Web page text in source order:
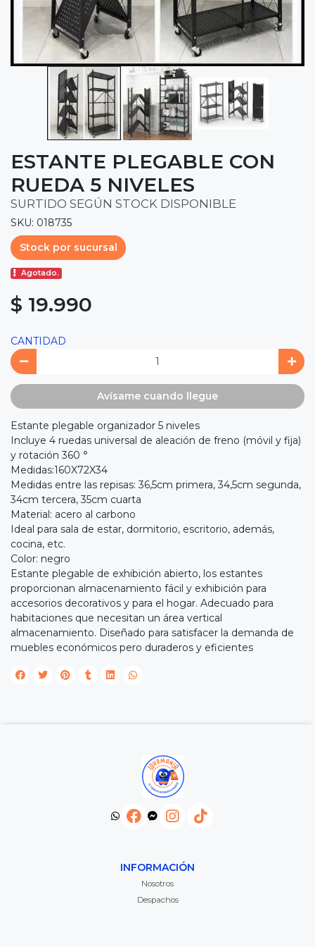
ESTANTE PLEGABLE CON
RUEDA 5 NIVELES
SURTIDO SEGÚN STOCK DISPONIBLE
SKU: 018735
Stock por sucursal
Agotado.
$ 19.990
CANTIDAD
Avísame cuando llegue
Estante plegable organizador 5 niveles
Incluye 4 ruedas universal de aleación de freno (móvil y fija)
y rotación 360 °
Medidas:160X72X34
Medidas entre las repisas: 36,5cm primera, 34,5cm segunda,
34cm tercera, 35cm cuarta
Material: acero al carbono
Ideal para sala de estar, dormitorio, escritorio, además,
cocina, etc.
Color: negro
Estante plegable de exhibición abierto, los estantes
proporcionan almacenamiento fácil y exhibición para
accesorios decorativos y para el hogar. Adecuado para
habitaciones que necesitan un área vertical
almacenamiento. Diseñado para satisfacer la demanda de
muebles económicos pero duraderos y eficientes
INFORMACIÓN
Nosotros
Despachos